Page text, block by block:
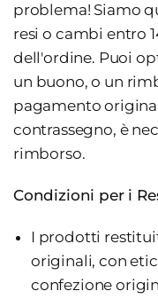
problema! Siamo
resi o cambi entro
dell'ordine. Puoi
un buono, o un
pagamento
contrassegno, è
rimborso.
Condizioni per i
I prodotti
originali, con
confezione